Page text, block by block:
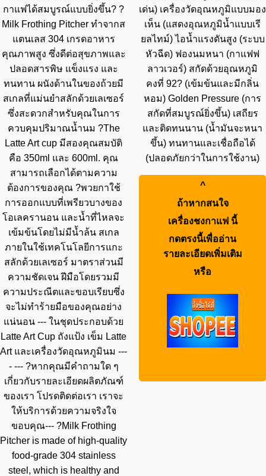
กาแฟได้สมบูรณ์แบบยิ่งขึ้น? ?
Milk Frothing Pitcher ทำจากส
แตนเลส 304 เกรดอาหาร
คุณภาพสูง ซึ่งดีต่อสุขภาพและ
ปลอดสารพิษ แข็งแรง และ
ทนทาน ผนังด้านในของถ้วยมี
สเกลที่แม่นยำสลักด้วยเลเซอร์
ซึ่งสะดวกสำหรับคุณในการ
ควบคุมปริมาณน้ำนม ?The
Latte Art cup มีสองคุณสมบัติ
คือ 350ml และ 600ml. คุณ
สามารถเลือกได้ตามความ
ต้องการของคุณ ?พวยกาใช้
การออกแบบที่เพรียวบางของ
โอเลครานอน และน้ำที่ไหลจะ
เข้มข้นโดยไม่มีน้ำล้น สเกล
ภายในใช้เทคโนโลยีการแกะ
สลักด้วยเลเซอร์ มาตราส่วนมี
ความชัดเจน ฝีมือโดยรวมมี
ความประณีตและขอบเรียบซึ่ง
จะไม่ทำร้ายมือของคุณอย่าง
แน่นอน --- ในชุดประกอบด้วย
Latte Art Cup ถังแป้ง เข็ม Latte
Art และเครื่องวัดอุณหภูมินม ---
- --- ?หากคุณมีคำถามใด ๆ
เกี่ยวกับรายละเอียดผลิตภัณฑ์
ของเรา โปรดติดต่อเรา เราจะ
ให้บริการด้วยความจริงใจ
ขอบคุณ--- ?Milk Frothing
Pitcher is made of high-quality
food-grade 304 stainless
steel, which is healthy and
เด่น) เครื่องวัดอุณหภูมิแบบมอง
เห็น (แสดงอุณหภูมิน้ำแบบเรี
ยลไทม์) ไอน้ำแรงดันสูง (ระบบ
หัวฉีด) ฟองนมหนา (กาแฟฟ
ลาวเวอร์) สกัดด้วยอุณหภูมิ
คงที่ 92? (เข้มข้นและมีกลิ่น
หอม) Golden Pressure (การ
สกัดที่สมบูรณ์ยิ่งขึ้น) เสถียร
และติดทนนาน (น้ำมันจะหนา
ขึ้น) ทนทานและเชื่อถือได้
(ปลอดภัยกว่าในการใช้งาน)
^
ถ้าหากสนใจ
เครื่องชงกาแฟ นี้
กดตรงนี้เพื่ออ่าน
รายละเอียดเพิ่มเติม
หรือ